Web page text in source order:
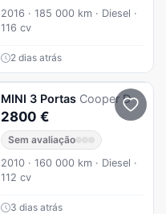
2016 · 185 000 km · Diesel ·
116 cv
2 dias atrás
MINI 3 Portas Cooper D
2800 €
Sem avaliação
2010 · 160 000 km · Diesel ·
112 cv
3 dias atrás